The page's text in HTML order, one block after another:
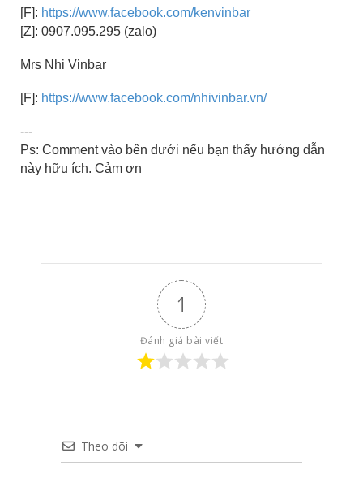
[F]: https://www.facebook.com/kenvinbar
[Z]: 0907.095.295 (zalo)
Mrs Nhi Vinbar
[F]: https://www.facebook.com/nhivinbar.vn/
---
Ps: Comment vào bên dưới nếu bạn thấy hướng dẫn
này hữu ích. Cảm ơn
1
Đánh giá bài viết
Theo dõi